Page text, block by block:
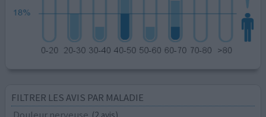
FILTRER LES AVIS PAR MALADIE